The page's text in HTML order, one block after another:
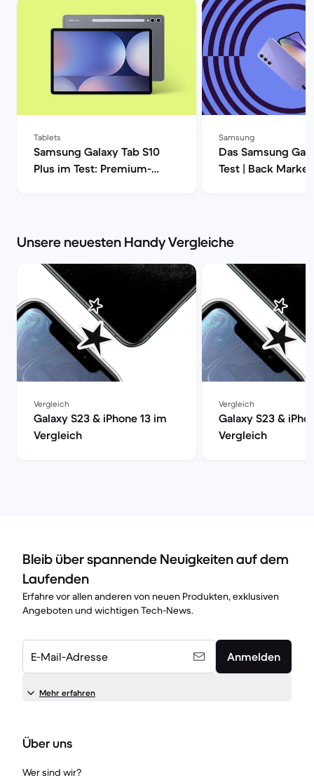
Tablets
Samsung Galaxy Tab S10
Plus im Test: Premium-
Samsung
Das Samsung
Test | Back Market
Unsere neuesten Handy Vergleiche
Vergleich
Galaxy S23 & iPhone 13 im
Vergleich
Vergleich
Galaxy S23 &
Vergleich
Bleib über spannende Neuigkeiten auf dem
Laufenden
Erfahre vor allen anderen von neuen Produkten, exklusiven
Angeboten und wichtigen Tech-News.
E-Mail-Adresse Anmelden
Mehr erfahren
Über uns
Wer sind wir?